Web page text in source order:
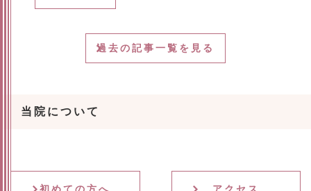
過去の記事一覧を見る
当院について